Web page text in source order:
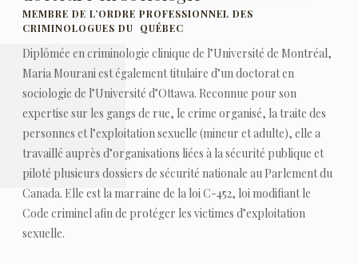
MEMBRE DE L’ORDRE PROFESSIONNEL DES
CRIMINOLOGUES DU QUÉBEC
Diplômée en criminologie clinique de l’Université de Montréal,
Maria Mourani est également titulaire d’un doctorat en
sociologie de l’Université d’Ottawa. Reconnue pour son
expertise sur les gangs de rue, le crime organisé, la traite des
personnes et l’exploitation sexuelle (mineur et adulte), elle a
travaillé auprès d’organisations liées à la sécurité publique et
piloté plusieurs dossiers de sécurité nationale au Parlement du
Canada. Elle est la marraine de la loi C-452, loi modifiant le
Code criminel afin de protéger les victimes d’exploitation
sexuelle.